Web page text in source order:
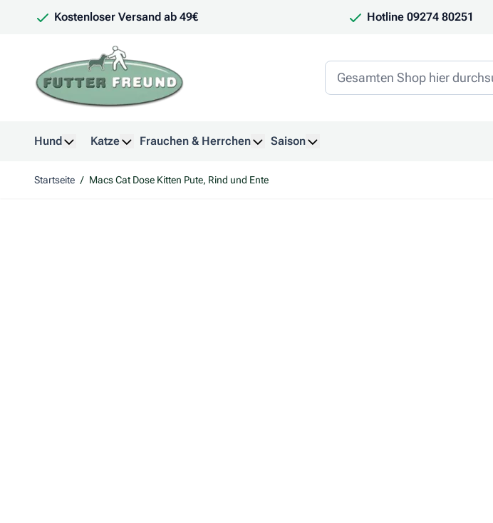
Kostenloser Versand ab 49€ Hotline 09274 80251
Hund
Katze
Frauchen & Herrchen
Saison
Startseite / Macs Cat Dose Kitten Pute, Rind und Ente